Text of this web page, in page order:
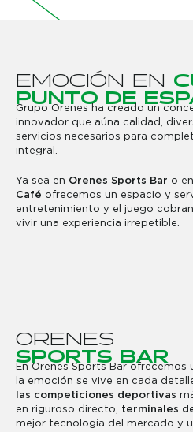
EM OCI ÓN EN C
PUNTO DE ES P
Grupo Orenes ha creado un
innovador que aúna calidad,
servicios necesarios para
integral.
Ya sea en Orenes Sports Bar o en
Café ofrecemos un espacio y
entretenimiento y el juego
vivir una experiencia irrepetible.
OREN ES
S PORTS B A R
En Orenes Sports Bar ofrecemos
la emoción se vive en cada
las competiciones deportivas
en riguroso directo, terminales
mejor tecnología del mercado y